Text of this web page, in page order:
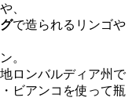
や、
で造られるリンゴや
。
ロンバルディア州で
ビアンコを使って瓶